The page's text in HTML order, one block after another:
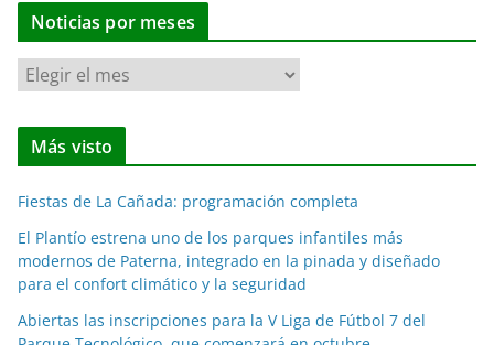
Noticias por meses
N
o
t
i
a
s
p
o
Más visto
Fiestas de La Cañada: programación completa
El Plantío estrena uno de los parques infantiles más
modernos de Paterna, integrado en la pinada y diseñado
para el confort climático y la seguridad
Abiertas las inscripciones para la V Liga de Fútbol 7 del